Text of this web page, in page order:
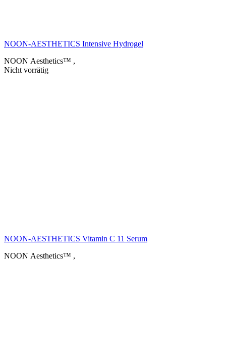
NOON-AESTHETICS Intensive Hydrogel
NOON Aesthetics™ ,
Nicht vorrätig
NOON-AESTHETICS Vitamin C 11 Serum
NOON Aesthetics™ ,